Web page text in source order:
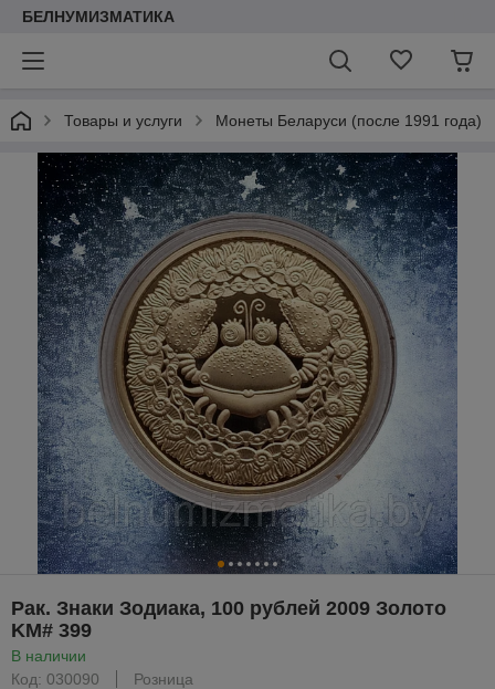
БЕЛНУМИЗМАТИКА
Товары и услуги Монеты Беларуси (после 1991 года)
Рак. Знаки Зодиака, 100 рублей 2009 Золото
KM# 399
В наличии
Код: 030090
Розница